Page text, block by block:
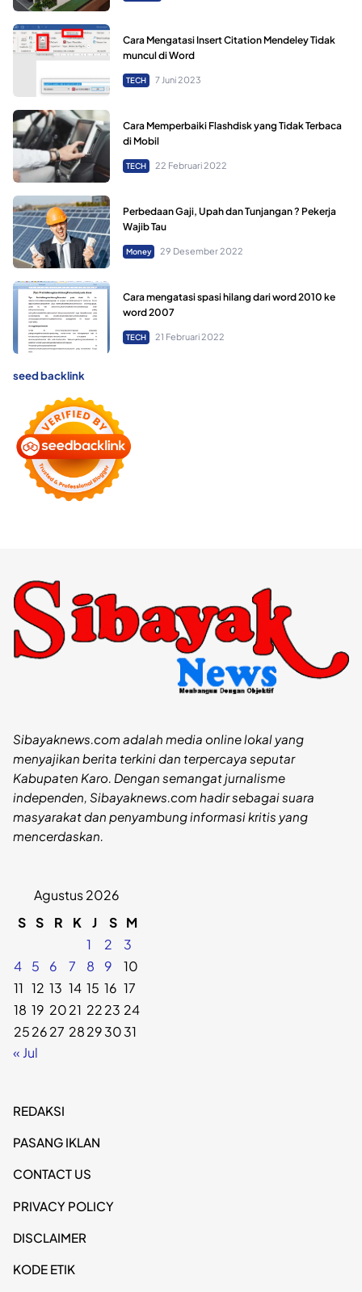
Cara Mengatasi Insert Citation Mendeley Tidak
muncul di Word
TECH 7 Juni 2023
Cara Memperbaiki Flashdisk yang Tidak Terbaca
di Mobil
TECH 22 Februari 2022
Perbedaan Gaji, Upah dan Tunjangan ? Pekerja
Wajib Tau
Money 29 Desember 2022
Cara mengatasi spasi hilang dari word 2010 ke
word 2007
TECH 21 Februari 2022
seed backlink
Sibayaknews.com adalah media online lokal yang
menyajikan berita terkini dan terpercaya seputar
Kabupaten Karo. Dengan semangat jurnalisme
independen, Sibayaknews.com hadir sebagai suara
masyarakat dan penyambung informasi kritis yang
mencerdaskan.
Agustus 2026
S S R K J S M
1
2
3
4
5 6 7 8 9
10
11 12 13 14 15 16 17
18 19 2021 2223 24
252627 28293031
« Jul
REDAKSI
PASANG IKLAN
CONTACT US
PRIVACY POLICY
DISCLAIMER
KODE ETIK